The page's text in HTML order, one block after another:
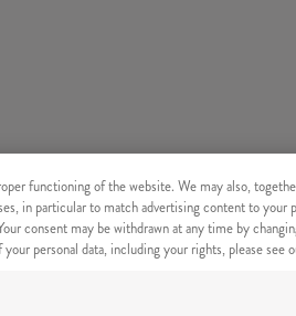
functioning of the website. We may also,
in particular to match advertising content to your
consent may be withdrawn at any time by
personal data, including your rights, please see